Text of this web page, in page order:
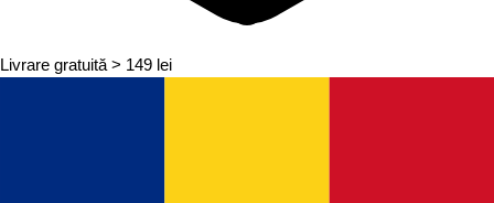
Livrare gratuită > 149 lei